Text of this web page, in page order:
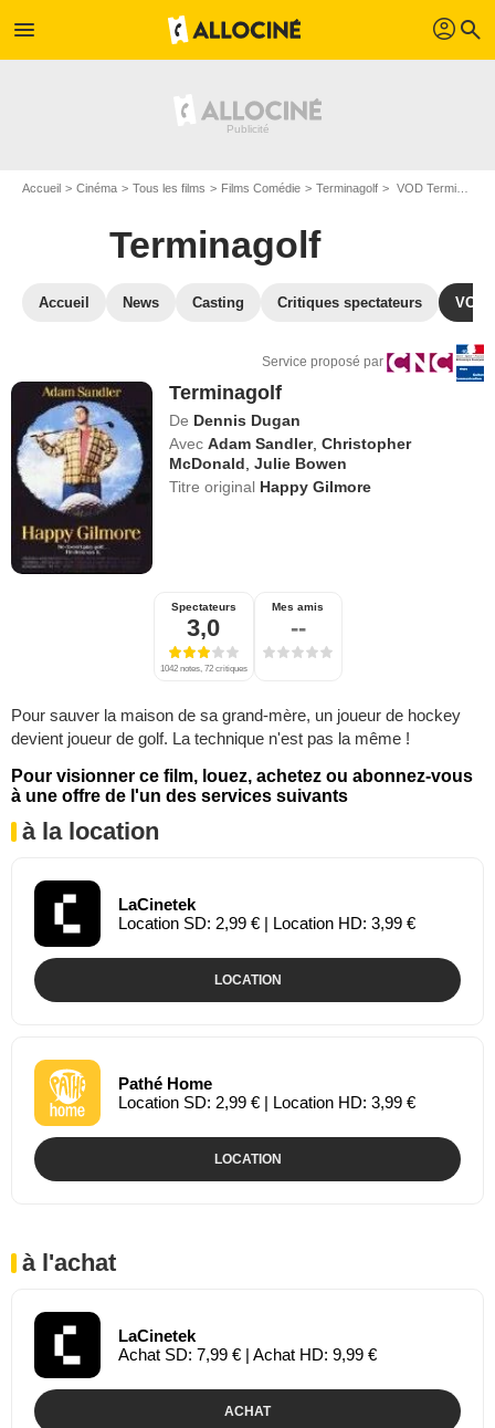
menu profil search
Accueil Cinéma Tous les films Films Comédie Terminagolf VOD Terminagolf
Terminagolf
Accueil News Casting Critiques spectateurs VOD
Service proposé par
Terminagolf
De Dennis Dugan
Avec Adam Sandler,Christopher
McDonald ,Julie Bowen
Titre original Happy Gilmore
Spectateurs
3,0
1042 notes, 72 critiques
Mes amis
--
Pour sauver la maison de sa grand-mère, un joueur de hockey
devient joueur de golf. La technique n'est pas la même !
Pour visionner ce film, louez, achetez ou abonnez-vous
à une offre de l'un des services suivants
à la location
LaCinetek
Location SD: 2,99 € | Location HD: 3,99 €
LOCATION
Pathé Home
Location SD: 2,99 € | Location HD: 3,99 €
LOCATION
à l'achat
LaCinetek
Achat SD: 7,99 € | Achat HD: 9,99 €
ACHAT